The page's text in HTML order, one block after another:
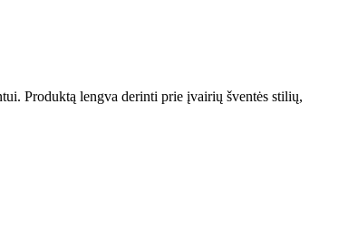
Produktą lengva derinti prie įvairių šventės stilių,